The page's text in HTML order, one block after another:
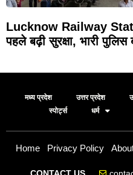
Lucknow Railway
पहले बढ़ी सुरक्षा, भारी
मध्य प्रदेश उत्तर प्रदेश
स्पोर्ट्स
धर्म
Home Privacy Policy